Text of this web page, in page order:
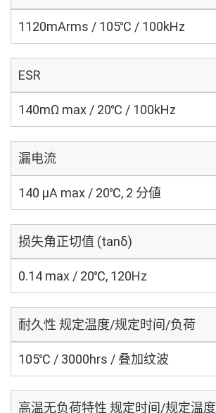
1120mArms / 105℃ / 100kHz
ESR
140mΩ max / 20℃ / 100kHz
漏电流
140 μA max / 20℃, 2 分値
损失角正切值 (tanδ)
0.14 max / 20℃, 120Hz
耐久性 规定温度/规定时间/负荷
105℃ / 3000hrs / 叠加纹波
高温无负荷特性 规定时间/规定温度